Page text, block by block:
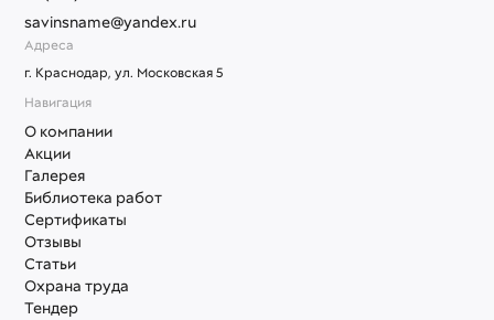
savinsname@yandex.ru
Адреса
г. Краснодар, ул. Московская 5
Навигация
О компании
Акции
Галерея
Библиотека работ
Сертификаты
Отзывы
Статьи
Охрана труда
Тендер